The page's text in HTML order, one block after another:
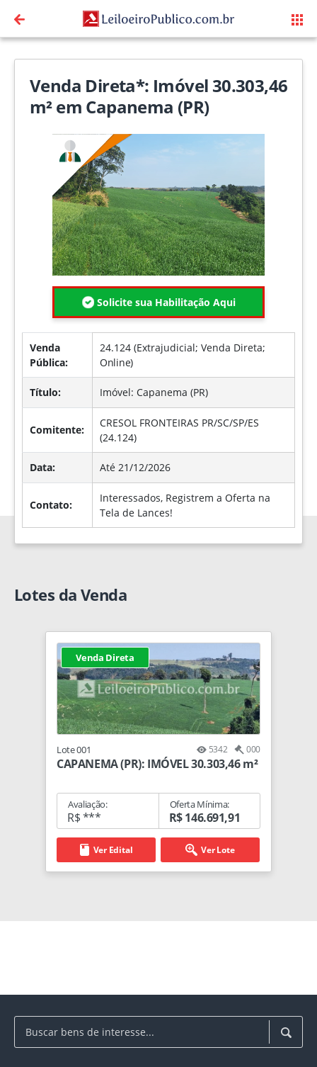
Venda Direta*: Imóvel 30.303,46
m² em Capanema (PR)
Solicite sua Habilitação Aqui
Venda
Pública:
24.124 (Extrajudicial; Venda Direta;
Online)
Título: Imóvel: Capanema (PR)
Comitente:
CRESOL FRONTEIRAS PR/SC/SP/ES
(24.124)
Data: Até 21/12/2026
Contato:
Interessados, Registrem a Oferta na
Tela de Lances!
Lotes da Venda
Venda Direta
Lote 001 5342 000
CAPANEMA (PR): IMÓVEL 30.303,46 m²
Avaliação:
R$ ***
Oferta Mínima:
R$ 146.691,91
Ver Edital Ver Lote